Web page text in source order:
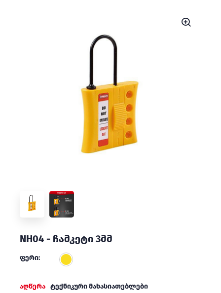
NH04 - ჩამკეტი 3მმ
ფერი:
აღწერა ტექნიკური მახასიათებლები